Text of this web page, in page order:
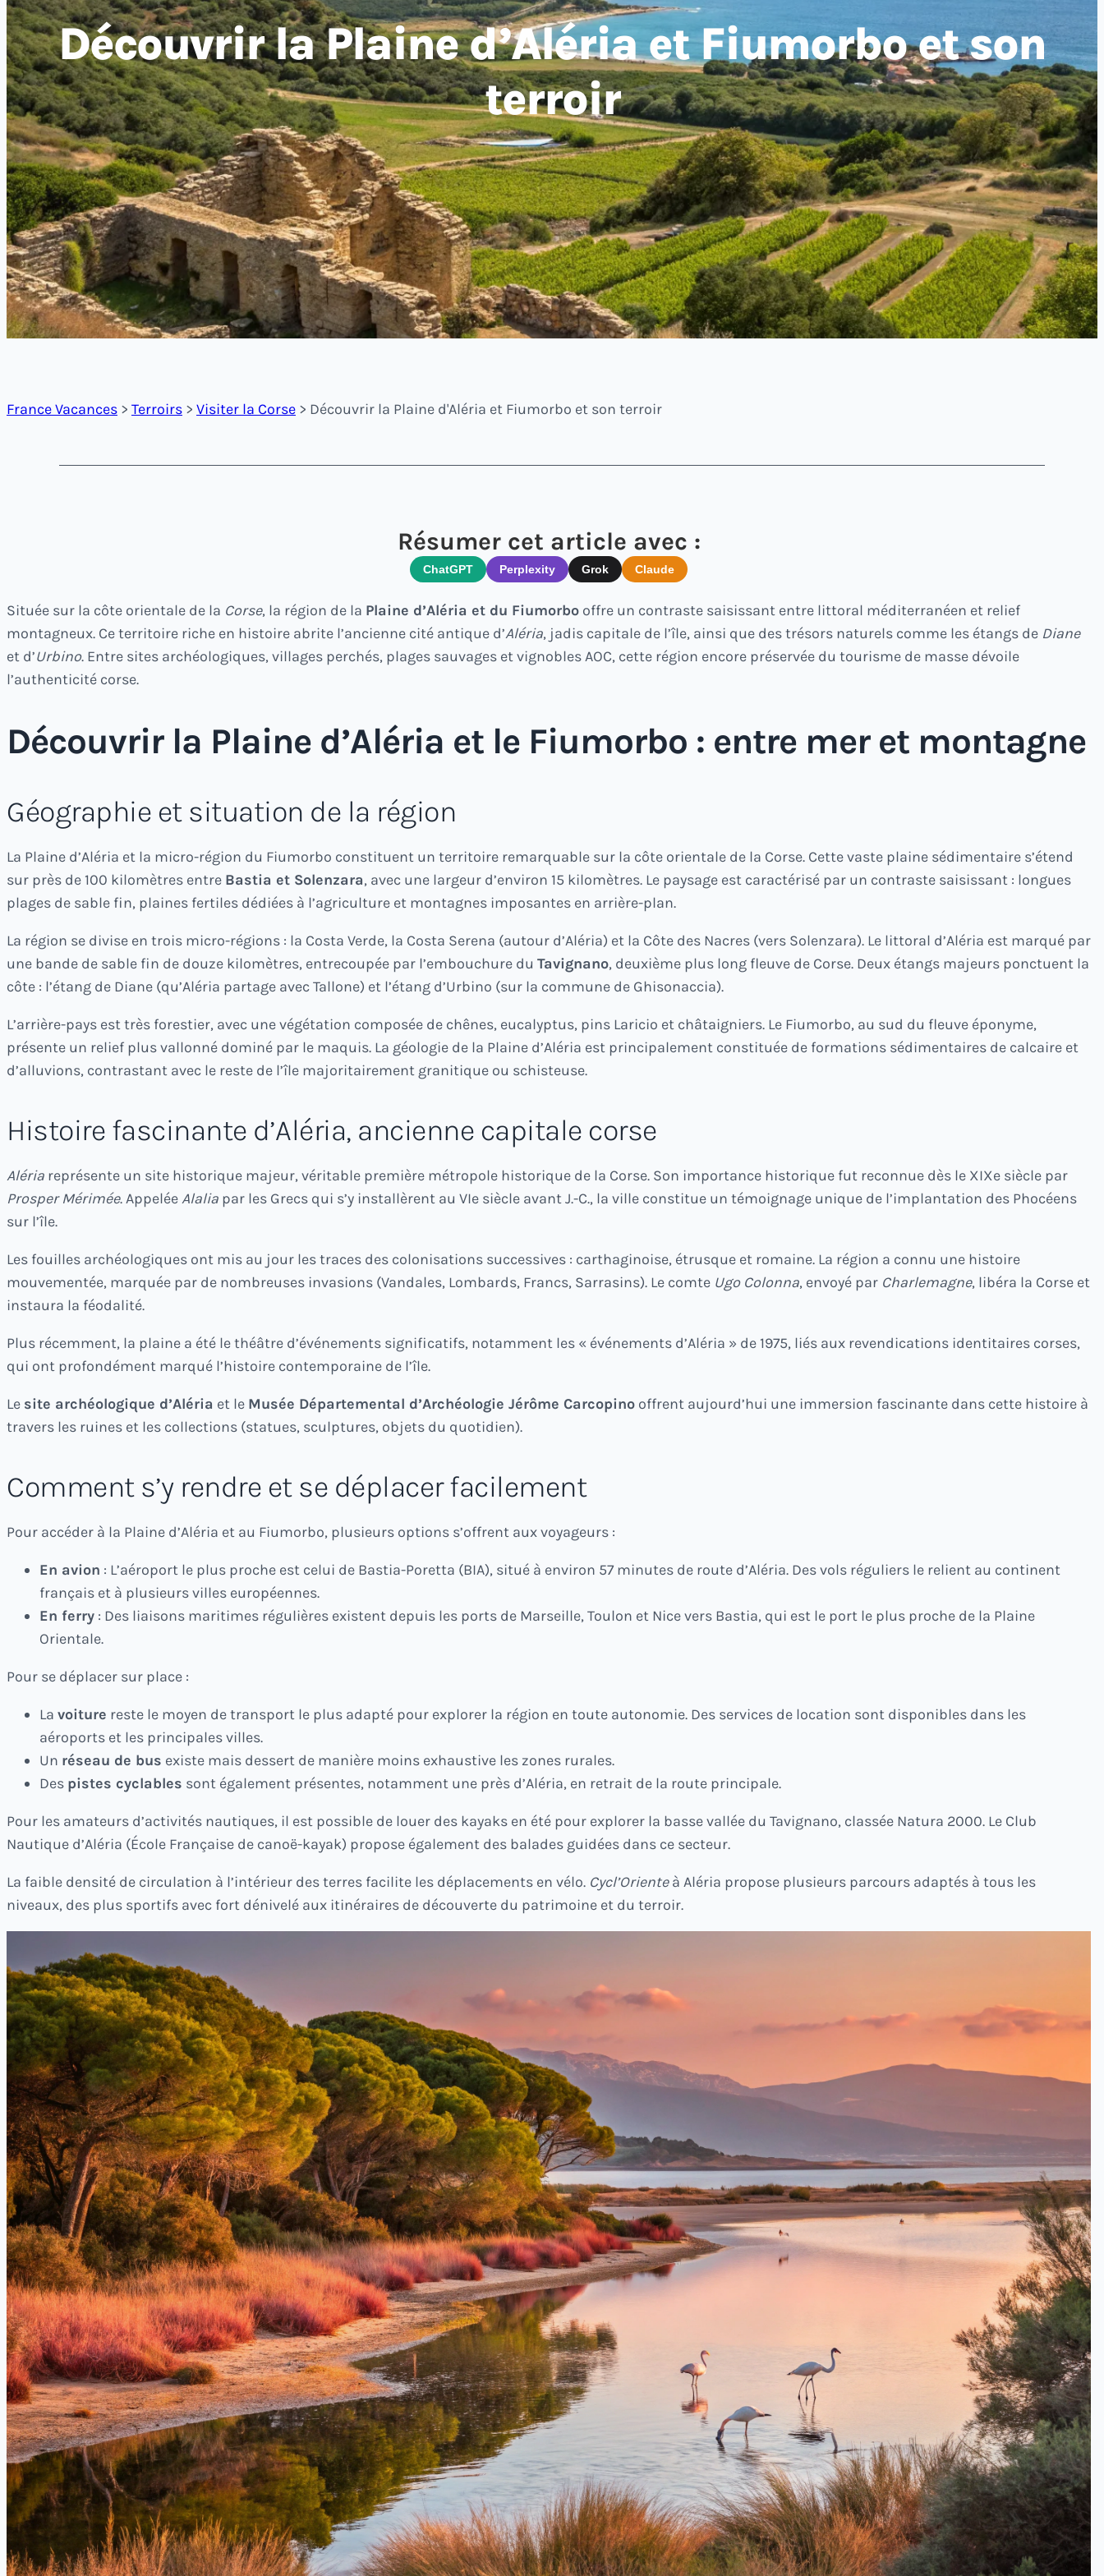
Découvrir la Plaine d’Aléria et Fiumorbo et son
terroir
France Vacances > Terroirs > Visiter la Corse > Découvrir la Plaine d'Aléria et Fiumorbo et son terroir
Résumer cet article avec :
ChatGPT Perplexity Grok Claude
Située sur la côte orientale de la Corse, la région de la Plaine d’Aléria et du Fiumorbo offre un contraste saisissant entre littoral méditerranéen et relief
montagneux. Ce territoire riche en histoire abrite l’ancienne cité antique d’Aléria, jadis capitale de l’île, ainsi que des trésors naturels comme les étangs de Diane
et d’Urbino. Entre sites archéologiques, villages perchés, plages sauvages et vignobles AOC, cette région encore préservée du tourisme de masse dévoile
l’authenticité corse.
Découvrir la Plaine d’Aléria et le Fiumorbo : entre mer et montagne
Géographie et situation de la région
La Plaine d’Aléria et la micro-région du Fiumorbo constituent un territoire remarquable sur la côte orientale de la Corse. Cette vaste plaine sédimentaire s’étend
sur près de 100 kilomètres entre Bastia et Solenzara, avec une largeur d’environ 15 kilomètres. Le paysage est caractérisé par un contraste saisissant : longues
plages de sable fin, plaines fertiles dédiées à l’agriculture et montagnes imposantes en arrière-plan.
La région se divise en trois micro-régions : la Costa Verde, la Costa Serena (autour d’Aléria) et la Côte des Nacres (vers Solenzara). Le littoral d’Aléria est marqué par
une bande de sable fin de douze kilomètres, entrecoupée par l’embouchure du Tavignano, deuxième plus long fleuve de Corse. Deux étangs majeurs ponctuent la
côte : l’étang de Diane (qu’Aléria partage avec Tallone) et l’étang d’Urbino (sur la commune de Ghisonaccia).
L’arrière-pays est très forestier, avec une végétation composée de chênes, eucalyptus, pins Laricio et châtaigniers. Le Fiumorbo, au sud du fleuve éponyme,
présente un relief plus vallonné dominé par le maquis. La géologie de la Plaine d’Aléria est principalement constituée de formations sédimentaires de calcaire et
d’alluvions, contrastant avec le reste de l’île majoritairement granitique ou schisteuse.
Histoire fascinante d’Aléria, ancienne capitale corse
Aléria représente un site historique majeur, véritable première métropole historique de la Corse. Son importance historique fut reconnue dès le XIXe siècle par
Prosper Mérimée. AppeléeAlalia par les Grecs qui s’y installèrent au VIe siècle avant J.-C., la ville constitue un témoignage unique de l’implantation des Phocéens
sur l’île.
Les fouilles archéologiques ont mis au jour les traces des colonisations successives : carthaginoise, étrusque et romaine. La région a connu une histoire
mouvementée, marquée par de nombreuses invasions (Vandales, Lombards, Francs, Sarrasins). Le comte Ugo Colonna, envoyé par Charlemagne, libéra la Corse et
instaura la féodalité.
Plus récemment, la plaine a été le théâtre d’événements significatifs, notamment les « événements d’Aléria » de 1975, liés aux revendications identitaires corses,
qui ont profondément marqué l’histoire contemporaine de l’île.
Le site archéologique d’Aléria et le Musée Départemental d’Archéologie Jérôme Carcopino offrent aujourd’hui une immersion fascinante dans cette histoire à
travers les ruines et les collections (statues, sculptures, objets du quotidien).
Comment s’y rendre et se déplacer facilement
Pour accéder à la Plaine d’Aléria et au Fiumorbo, plusieurs options s’offrent aux voyageurs :
En avion : L’aéroport le plus proche est celui de Bastia-Poretta (BIA), situé à environ 57 minutes de route d’Aléria. Des vols réguliers le relient au continent
français et à plusieurs villes européennes.
En ferry : Des liaisons maritimes régulières existent depuis les ports de Marseille, Toulon et Nice vers Bastia, qui est le port le plus proche de la Plaine
Orientale.
Pour se déplacer sur place :
La voiture reste le moyen de transport le plus adapté pour explorer la région en toute autonomie. Des services de location sont disponibles dans les
aéroports et les principales villes.
Un réseau de bus existe mais dessert de manière moins exhaustive les zones rurales.
Des pistes cyclables sont également présentes, notamment une près d’Aléria, en retrait de la route principale.
Pour les amateurs d’activités nautiques, il est possible de louer des kayaks en été pour explorer la basse vallée du Tavignano, classée Natura 2000. Le Club
Nautique d’Aléria (École Française de canoë-kayak) propose également des balades guidées dans ce secteur.
La faible densité de circulation à l’intérieur des terres facilite les déplacements en vélo. Cycl’Orienteà Aléria propose plusieurs parcours adaptés à tous les
niveaux, des plus sportifs avec fort dénivelé aux itinéraires de découverte du patrimoine et du terroir.